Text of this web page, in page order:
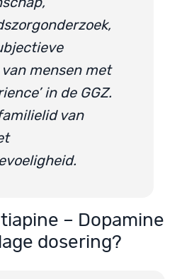
mensen met
in de GGZ.
van
– Dopamine
dosering?